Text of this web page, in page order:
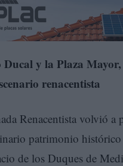
y la Plaza
renacentista
Renacentista volvió a
patrimonio
de los Duques de